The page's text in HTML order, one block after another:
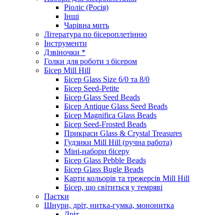
Ріоліс (Росія)
Інші
Чарівна мить
Література по бісероплетінню
Інструменти
Дзвіночки *
Голки для роботи з бісером
Бісер Mill Hill
Бісер Glass Size 6/0 та 8/0
Бісер Seed-Petite
Бісер Glass Seed Beads
Бісер Antique Glass Seed Beads
Бісер Magnifica Glass Beads
Бісер Seed-Frosted Beads
Прикраси Glass & Crystal Treasures
Гудзики Mill Hill (ручна работа)
Міні-набори бісеру
Бісер Glass Pebble Beads
Бісер Glass Bugle Beads
Карти кольорів та трежерсів Mill Hill
Бісер, що світиться у темряві
Паєтки
Шнури, дріт, нитка-гумка, мононитка